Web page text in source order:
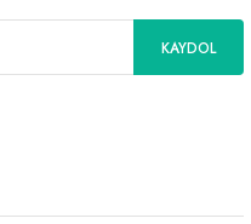
KAYDOL